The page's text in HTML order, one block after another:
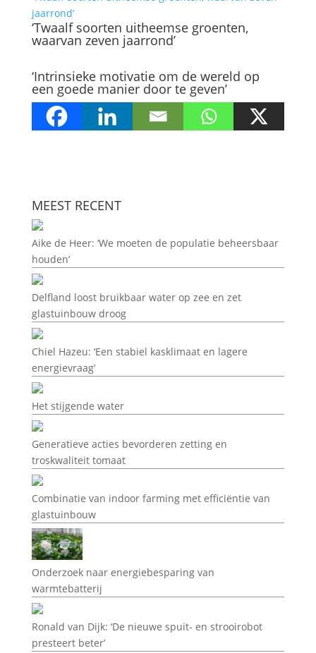
‘Twaalf soorten uitheemse groenten,
waarvan zeven jaarrond’
‘Intrinsieke motivatie om de wereld op
een goede manier door te geven’
MEEST RECENT
Aike de Heer: ‘We moeten de populatie beheersbaar
houden’
Delfland loost bruikbaar water op zee en zet
glastuinbouw droog
Chiel Hazeu: ‘Een stabiel kasklimaat en lagere
energievraag’
Het stijgende water
Generatieve acties bevorderen zetting en
troskwaliteit tomaat
Combinatie van indoor farming met efficiëntie van
glastuinbouw
Onderzoek naar energiebesparing van
warmtebatterij
Ronald van Dijk: ‘De nieuwe spuit- en strooirobot
presteert beter’